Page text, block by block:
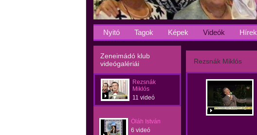
Nyitó Tagok Képek Videók Hírek
Zeneimádó klub
videógalériái
Rezsnák
Miklós
11 videó
Óláh István
6 videó
Rezsnák Miklós